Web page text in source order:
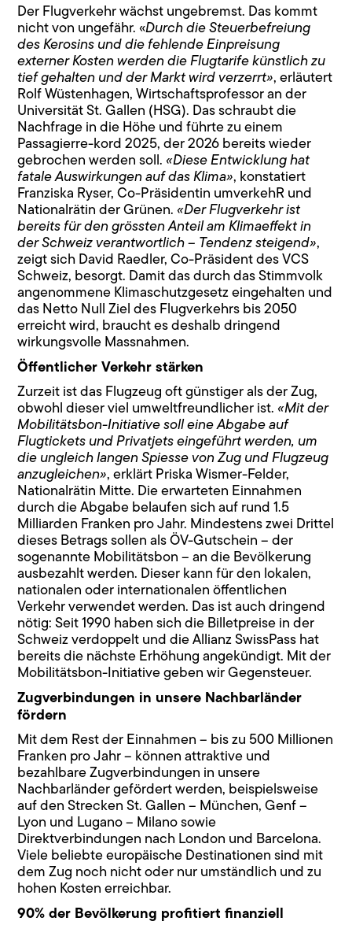
Der Flugverkehr wächst ungebremst. Das kommt
nicht von ungefähr. «Durch die Steuerbefreiung
des Kerosins und die fehlende Einpreisung
externer Kosten werden die Flugtarife künstlich zu
tief gehalten und der Markt wird verzerrt», erläutert
Rolf Wüstenhagen, Wirtschaftsprofessor an der
Universität St. Gallen (HSG). Das schraubt die
Nachfrage in die Höhe und führte zu einem
Passagierre-kord 2025, der 2026 bereits wieder
gebrochen werden soll.«Diese Entwicklung hat
fatale Auswirkungen auf das Klima», konstatiert
Franziska Ryser, Co-Präsidentin umverkehR und
Nationalrätin der Grünen.«Der Flugverkehr ist
bereits für den grössten Anteil am Klimaeffekt in
der Schweiz verantwortlich – Tendenz steigend»,
zeigt sich David Raedler, Co-Präsident des VCS
Schweiz, besorgt. Damit das durch das Stimmvolk
angenommene Klimaschutzgesetz eingehalten und
das Netto Null Ziel des Flugverkehrs bis 2050
erreicht wird, braucht es deshalb dringend
wirkungsvolle Massnahmen.
Öffentlicher Verkehr stärken
Zurzeit ist das Flugzeug oft günstiger als der Zug,
obwohl dieser viel umweltfreundlicher ist.«Mit der
Mobilitätsbon-Initiative soll eine Abgabe auf
Flugtickets und Privatjets eingeführt werden, um
die ungleich langen Spiesse von Zug und Flugzeug
anzugleichen», erklärt Priska Wismer-Felder,
Nationalrätin Mitte. Die erwarteten Einnahmen
durch die Abgabe belaufen sich auf rund 1.5
Milliarden Franken pro Jahr. Mindestens zwei Drittel
dieses Betrags sollen als ÖV-Gutschein – der
sogenannte Mobilitätsbon – an die Bevölkerung
ausbezahlt werden. Dieser kann für den lokalen,
nationalen oder internationalen öffentlichen
Verkehr verwendet werden. Das ist auch dringend
nötig: Seit 1990 haben sich die Billetpreise in der
Schweiz verdoppelt und die Allianz SwissPass hat
bereits die nächste Erhöhung angekündigt. Mit der
Mobilitätsbon-Initiative geben wir Gegensteuer.
Zugverbindungen in unsere Nachbarländer
fördern
Mit dem Rest der Einnahmen – bis zu 500 Millionen
Franken pro Jahr – können attraktive und
bezahlbare Zugverbindungen in unsere
Nachbarländer gefördert werden, beispielsweise
auf den Strecken St. Gallen – München, Genf –
Lyon und Lugano – Milano sowie
Direktverbindungen nach London und Barcelona.
Viele beliebte europäische Destinationen sind mit
dem Zug noch nicht oder nur umständlich und zu
hohen Kosten erreichbar.
90% der Bevölkerung profitiert finanziell